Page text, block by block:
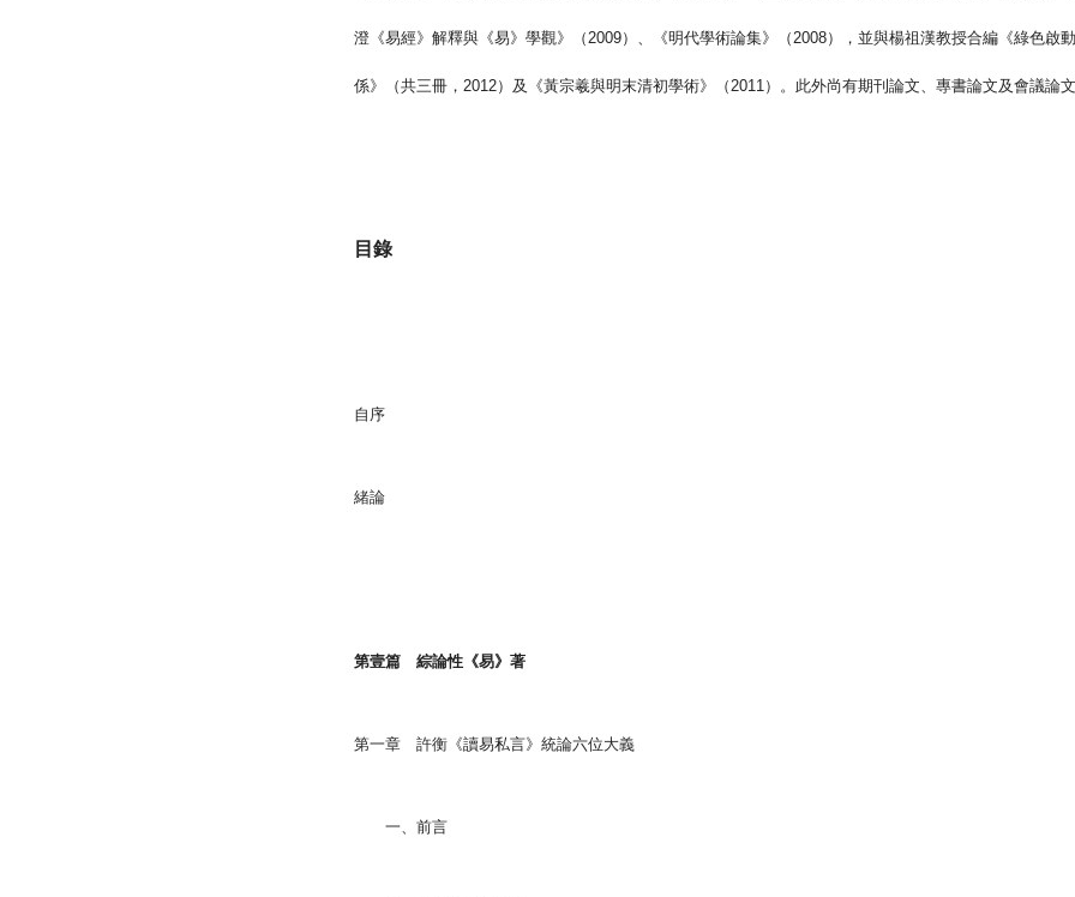
澄《易經》解釋與《易》學觀》（ 2009）、《明代學術論集》（ 2008），並與楊祖漢教授合編《綠色啟
係》（共三冊， 2012）及《黃宗羲與明末清初學術》（ 2011 ）。此外尚有期刊論文、專書論文及會議論文
目錄
自序
緒論
第壹篇 綜論性《易》著
第一章 許衡《讀易私言》統論六位大義
一、前言